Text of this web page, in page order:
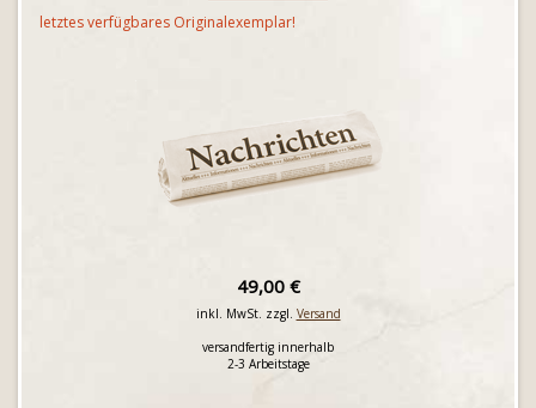
letztes verfügbares Originalexemplar!
49,00 €
inkl. MwSt. zzgl. Versand
versandfertig innerhalb
2-3 Arbeitstage